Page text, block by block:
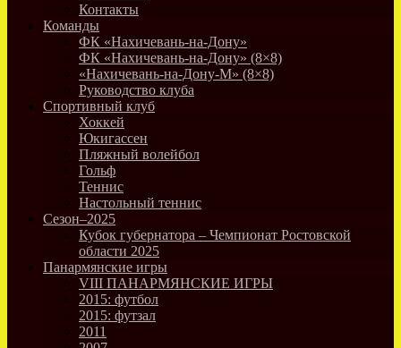
Контакты
Команды
ФК «Нахичевань-на-Дону»
ФК «Нахичевань-на-Дону» (8×8)
«Нахичевань-на-Дону-М» (8×8)
Руководство клуба
Спортивный клуб
Хоккей
Юкигассен
Пляжный волейбол
Гольф
Теннис
Настольный теннис
Сезон–2025
Кубок губернатора – Чемпионат Ростовской
области 2025
Панармянские игры
VIII ПАНАРМЯНСКИЕ ИГРЫ
2015: футбол
2015: футзал
2011